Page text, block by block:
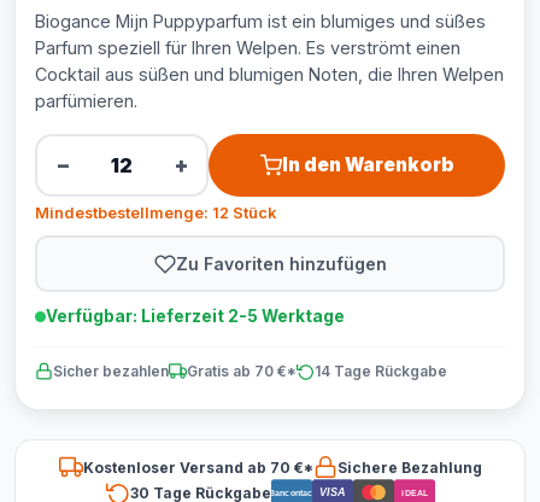
Biogance Mijn Puppyparfum ist ein blumiges und süßes
Parfum speziell für Ihren Welpen. Es verströmt einen
Cocktail aus süßen und blumigen Noten, die Ihren Welpen
parfümieren.
− + In den Warenkorb
Mindestbestellmenge: 12 Stück
Zu Favoriten hinzufügen
Verfügbar: Lieferzeit 2-5 Werktage
Sicher bezahlen Gratis ab 70 €* 14 Tage Rückgabe
Kostenloser Versand ab 70 €*
Sichere Bezahlung
30 Tage RückgabeBancontact VISA iDEAL